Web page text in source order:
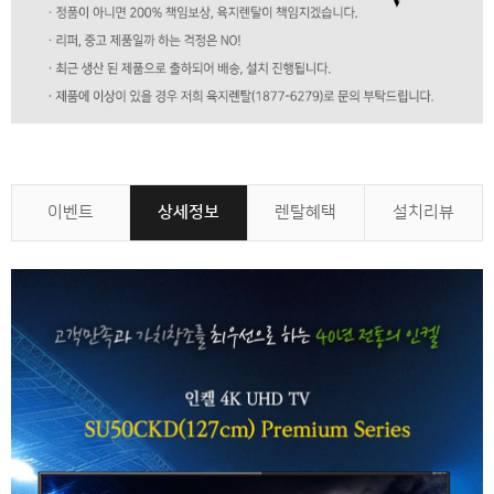
이벤트 상세정보 렌탈혜택 설치리뷰